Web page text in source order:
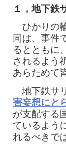
１，地下鉄
ひかりの
同は、事件
るとともに
されるよう
あらためて
地下鉄サ
害妄想にと
が支配する
ているよう
れるべきで